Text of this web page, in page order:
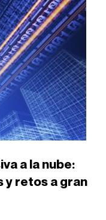
a la nube:
y retos a gran